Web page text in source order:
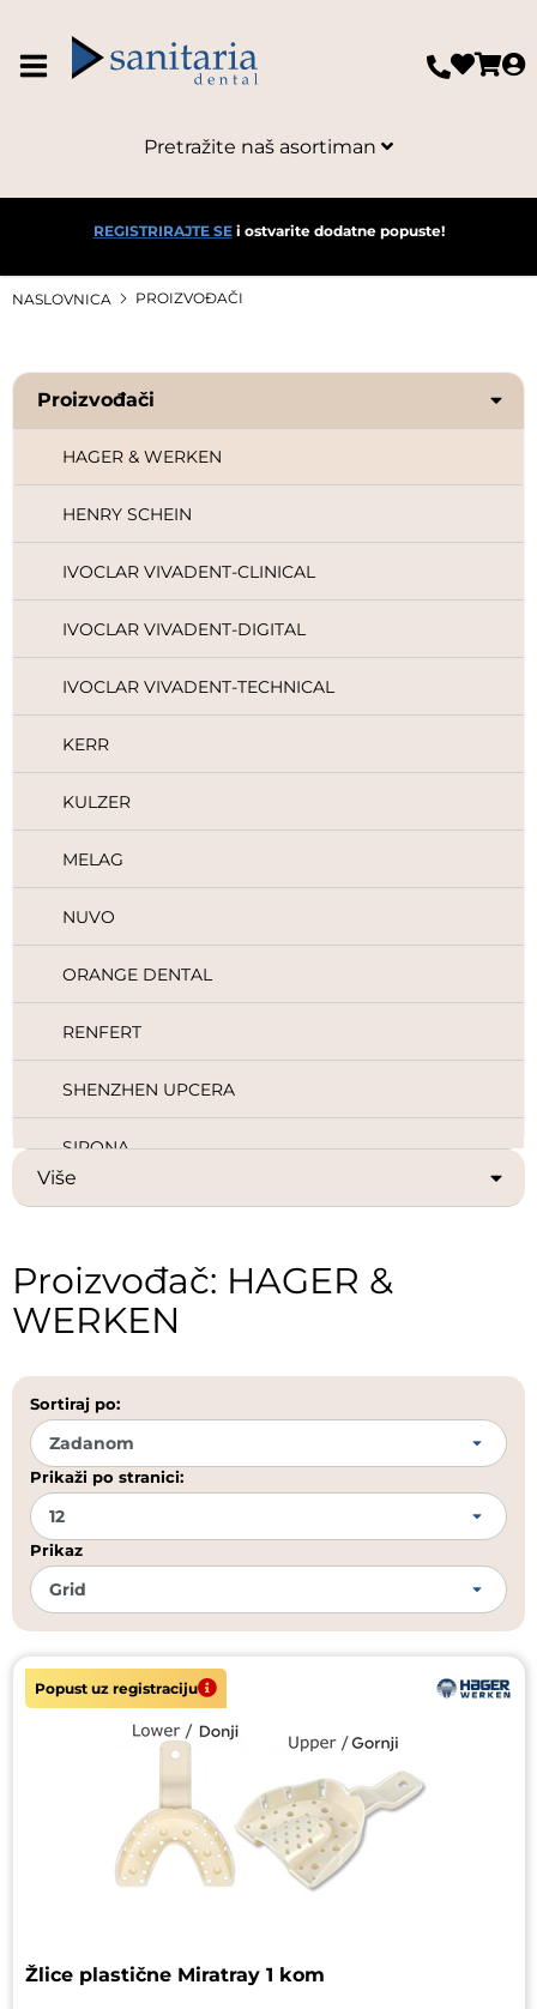
Pretražite naš asortiman
REGISTRIRAJTE SEi ostvarite dodatne popuste!
NASLOVNICA PROIZVOĐAČI
Proizvođači
DENTAURUM TECHNICAL
DURR DENTAL
EDENTA
GC
HAGER & WERKEN
HENRY SCHEIN
IVOCLAR VIVADENT-CLINICAL
IVOCLAR VIVADENT-DIGITAL
IVOCLAR VIVADENT-TECHNICAL
KERR
KULZER
MELAG
NUVO
ORANGE DENTAL
RENFERT
SHENZHEN UPCERA
SIRONA
SOLVENTUM (EX 3M HEALTHCARE)
ULTRADENT
VDW
Više
Proizvođač: HAGER &
WERKEN
Sortiraj po:
Prikaži po stranici:
Prikaz
Popust uz registraciju
Žlice plastične Miratray 1 kom